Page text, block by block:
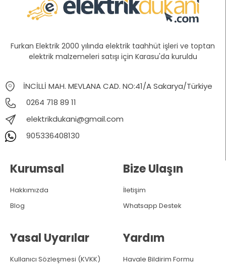
Furkan Elektrik 2000 yılında elektrik taahhüt işleri ve toptan
elektrik malzemeleri satışı için Karasu'da kuruldu
İNCİLLİ MAH. MEVLANA CAD. NO:41/A Sakarya/Türkiye
0264 718 89 11
elektrikdukani@gmail.com
905336408130
Kurumsal
Hakkımızda
Blog
Yasal Uyarılar
Kullanıcı Sözleşmesi (KVKK)
Bize Ulaşın
İletişim
Whatsapp Destek
Yardım
Havale Bildirim Formu